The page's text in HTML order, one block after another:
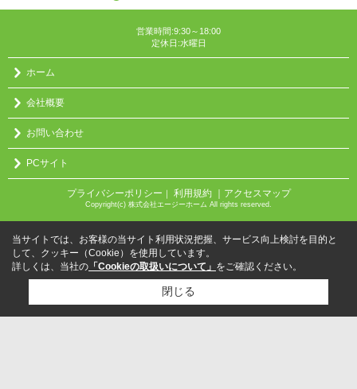
営業時間:9:30～18:00
定休日:水曜日
ホーム
会社概要
お問い合わせ
PCサイト
プライバシーポリシー ｜ 利用規約 ｜アクセスマップ
Copyright(c) 株式会社エージーホーム All rights reserved.
当サイトでは、お客様の当サイト利用状況把握、サービス向上検討を目的と
して、クッキー（Cookie）を使用しています。
詳しくは、当社の 「Cookieの取扱いについて」 をご確認ください。
閉じる